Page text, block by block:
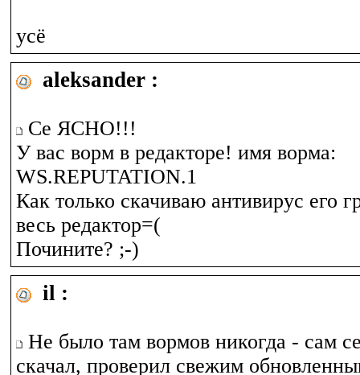
усё
aleksander :
Се ЯСНО!!!
У вас ворм в редакторе! имя ворма:
WS.REPUTATION.1
Как только скачиваю антивирус его
весь редактор=(
Почините? ;-)
il :
Не было там вормов никогда - сам
скачал, проверил свежим